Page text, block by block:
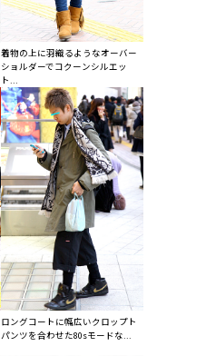
着物の上に羽織るようなオーバー
ショルダーでコクーンシルエッ
ト...
ロングコートに幅広いクロップト
パンツを合わせた80sモードな...